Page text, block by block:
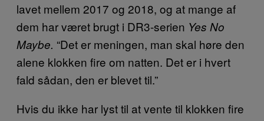
lavet mellem 2017 og 2018, og at mange af
dem har været brugt i DR3-serien Yes No
Maybe. “Det er meningen, man skal høre den
alene klokken fire om natten. Det er i hvert
fald sådan, den er blevet til.”
Hvis du ikke har lyst til at vente til klokken fire